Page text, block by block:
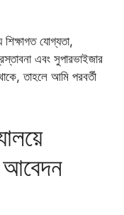
যোগ্যতা,
এবং সুপারভাইজার
তাহলে আমি পরবর্তী
আবেদন